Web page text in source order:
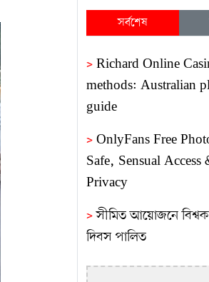
সর্বশেষ
> Richard Online
methods: Australian
guide
> OnlyFans Free
Safe, Sensual
Privacy
>সীমিত আয়োজনে
দিবস পালিত
>বহাল তবিয়তে চলছে